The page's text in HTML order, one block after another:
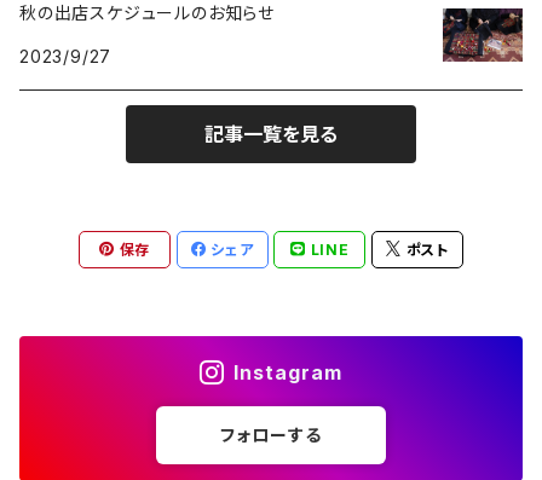
秋の出店スケジュールのお知らせ
2023/9/27
記事一覧を見る
保存 シェア LINE ポスト
Instagram
フォローする